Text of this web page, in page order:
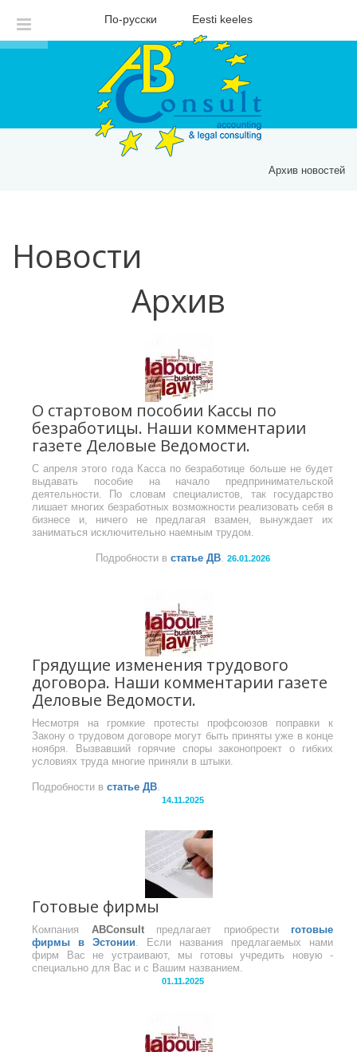
По-русски Eesti keeles
Архив новостей
Новости
Архив
О стартовом пособии Кассы по
безработицы. Наши комментарии
газете Деловые Ведомости.
С апреля этого года Касса по безработице больше не будет
выдавать пособие на начало предпринимательской
деятельности. По словам специалистов, так государство
лишает многих безработных возможности реализовать себя в
бизнесе и, ничего не предлагая взамен, вынуждает их
заниматься исключительно наемным трудом.
Подробности в статье ДВ. 26.01.2026
Грядущие изменения трудового
договора. Наши комментарии газете
Деловые Ведомости.
Несмотря на громкие протесты профсоюзов поправки к
Закону о трудовом договоре могут быть приняты уже в конце
ноября. Вызвавший горячие споры законопроект о гибких
условиях труда многие приняли в штыки.
Подробности в статье ДВ.
14.11.2025
Готовые фирмы
Компания ABConsultпредлагает приобрести готовые
фирмы в Эстонии. Если названия предлагаемых нами
фирм Вас не устраивают, мы готовы учредить новую -
специально для Вас и с Вашим названием.
01.11.2025